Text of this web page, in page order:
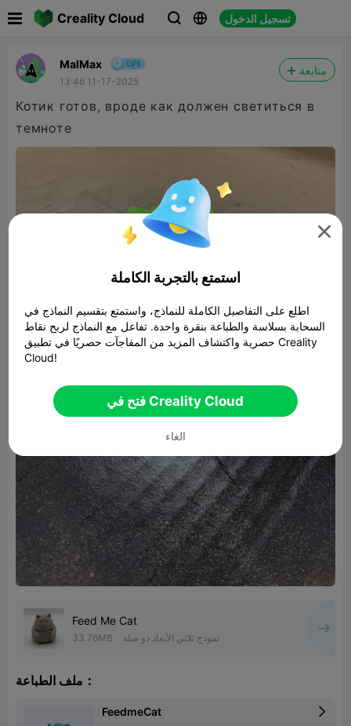
Creality Cloud   تسجيل الدخول
MalMax
13:46 11-17-2025
متابعة
Котик готов, вроде как должен светиться в
темноте
Feed Me Cat
33.76MB نموذج ثلاثي الأبعاد ذو صلة
ملف الطباعة：
FeedmeCat 

استمتع بالتجربة الكاملة
اطلع على التفاصيل الكاملة للنماذج، واستمتع بتقسيم النماذج في
السحابة بسلاسة والطباعة بنقرة واحدة. تفاعل مع النماذج لربح نقاط
حصرية واكتشاف المزيد من المفاجآت حصريًا في تطبيق Creality
Cloud!
فتح في Creality Cloud
الغاء